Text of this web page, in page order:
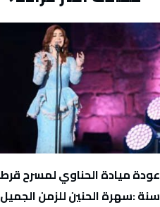
سنة :سهرة الحنين للزمن الجميل